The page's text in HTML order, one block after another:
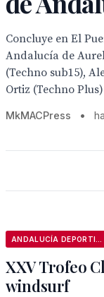
Concluye en El
Andalucía de
(Techno sub15),
Ortiz (Techno
MkMACPress •
XXV Trofeo
windsurf